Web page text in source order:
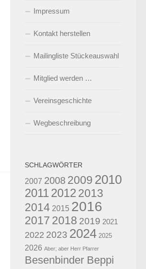
Impressum
Kontakt herstellen
Mailingliste Stückeauswahl
Mitglied werden …
Vereinsgeschichte
Wegbeschreibung
SCHLAGWÖRTER
2007 2008 2009 2010
2011 2012 2013
2014 2015 2016
2017 2018 2019 2021
2022 2023 2024 2025
2026 Aber; aber Herr Pfarrer
Besenbinder Beppi